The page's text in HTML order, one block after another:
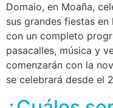
Domaio, en Moaña,
sus grandes fiestas en
con un completo
pasacalles, música y
comenzarán con la
se celebrará desde el